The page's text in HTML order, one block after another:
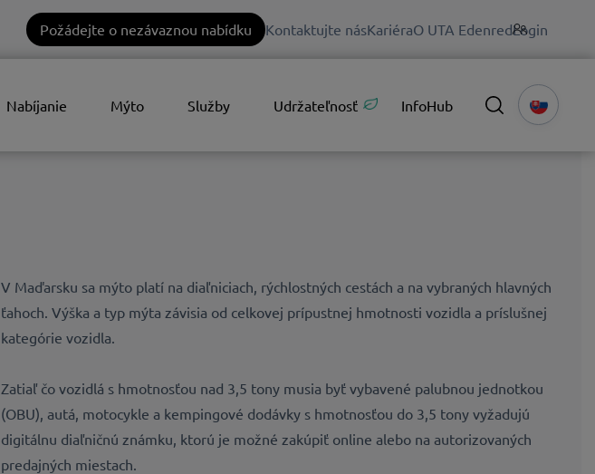
Požádejte o nezávaznou nabídku Kontaktujte násKariéraO UTA EdenredLogin
Nabíjanie Mýto Služby Udržateľnosť InfoHub
V Maďarsku sa mýto platí na diaľniciach, rýchlostných cestách a na vybraných hlavných
ťahoch. Výška a typ mýta závisia od celkovej prípustnej hmotnosti vozidla a príslušnej
kategórie vozidla.
Zatiaľ čo vozidlá s hmotnosťou nad 3,5 tony musia byť vybavené palubnou jednotkou
(OBU), autá, motocykle a kempingové dodávky s hmotnosťou do 3,5 tony vyžadujú
digitálnu diaľničnú známku, ktorú je možné zakúpiť online alebo na autorizovaných
predajných miestach.